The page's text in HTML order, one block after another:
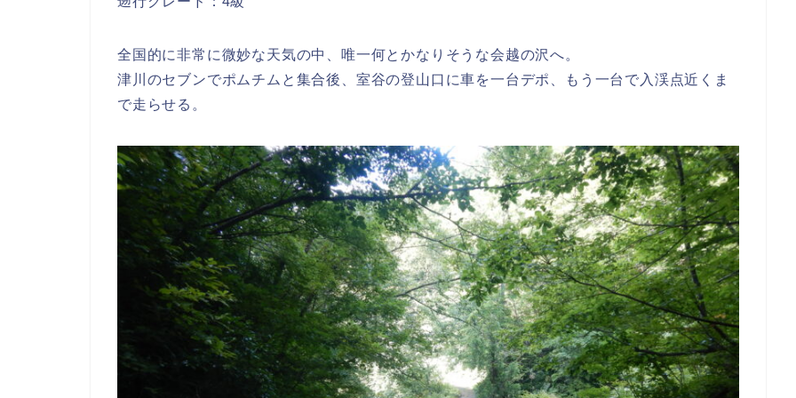
全国的に非常に微妙な天気の中、唯一何とかなりそうな会越の沢へ。
津川のセブンでポムチムと集合後、室谷の登山口に車を一台デポ、もう一台で入渓点近くま
で走らせる。